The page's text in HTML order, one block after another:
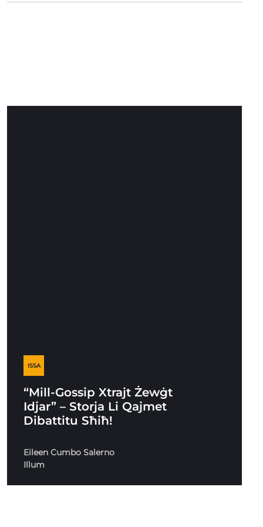
ISSA
“Mill-Gossip Xtrajt Żewġt
Idjar” – Storja Li Qajmet
Dibattitu Sħiħ!
Eileen Cumbo Salerno
Illum